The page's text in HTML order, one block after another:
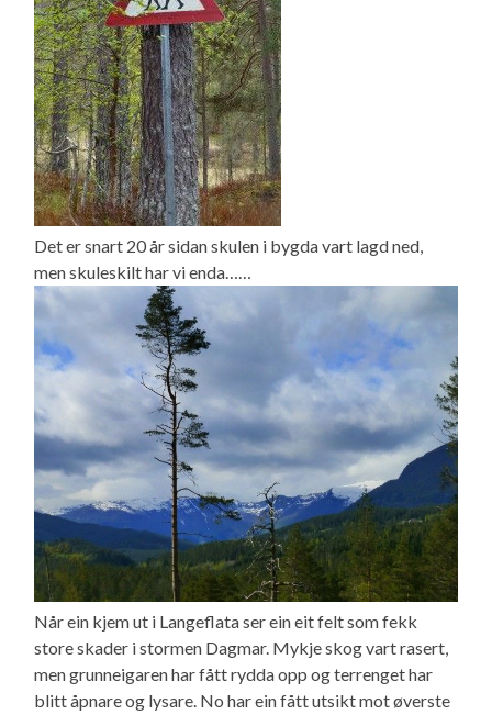
Det er snart 20 år sidan skulen i bygda vart lagd ned,
men skuleskilt har vi enda……
Når ein kjem ut i Langeflata ser ein eit felt som fekk
store skader i stormen Dagmar. Mykje skog vart rasert,
men grunneigaren har fått rydda opp og terrenget har
blitt åpnare og lysare. No har ein fått utsikt mot øverste